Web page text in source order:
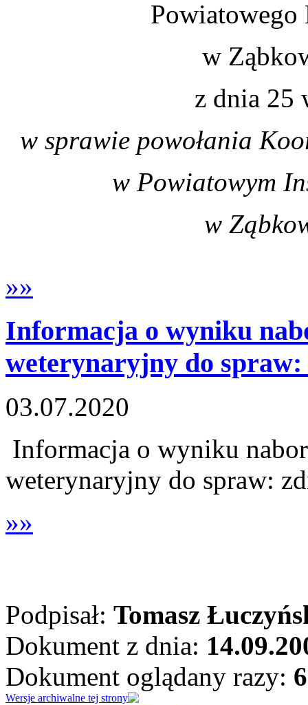
Powiatowego
w
z dnia 25
w sprawie powołania
w Powiatowym
w
»»
Informacja o wyniku
weterynaryjny do
03.07.2020
Informacja o wyniku
weterynaryjny do spraw:
»»
Podpisał: Tomasz
Dokument z dnia:
Dokument oglądany razy:
Wersje archiwalne tej strony